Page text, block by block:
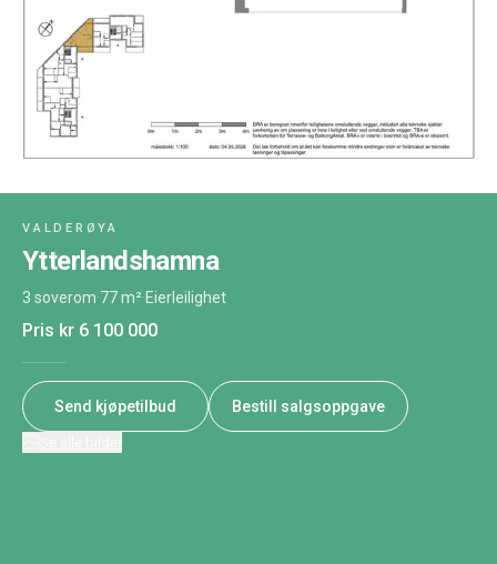
VALDERØYA
Ytterlandshamna
3 soverom·77 m²·Eierleilighet
Pris kr 6 100 000
Send kjøpetilbud Bestill salgsoppgave